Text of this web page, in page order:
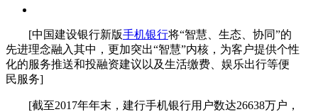
[中国建设银行新版手机银行将“智慧、生态、协同”的
先进理念融入其中，更加突出“智慧”内核，为客户提供个性
化的服务推送和投融资建议以及生活缴费、娱乐出行等便
民服务]
[截至2017年年末，建行手机银行用户数达26638万户，